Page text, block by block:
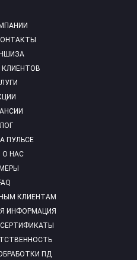
ПУЛЬСЕ
О НАС
КЛИЕНТАМ
ИНФОРМАЦИЯ
ПД